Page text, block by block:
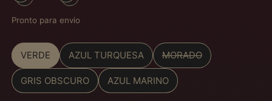
Pronto para envio
Color
VERDE AZUL TURQUESA MORADO
GRIS OBSCURO AZUL MARINO